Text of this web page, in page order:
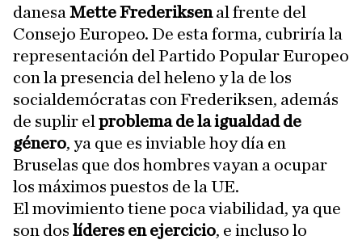
danesa Mette Frederiksenal frente del
Consejo Europeo. De esta forma, cubriría la
representación del Partido Popular Europeo
con la presencia del heleno y la de los
socialdemócratas con Frederiksen, además
de suplir el problema de la igualdad de
género, ya que es inviable hoy día en
Bruselas que dos hombres vayan a ocupar
los máximos puestos de la UE.
El movimiento tiene poca viabilidad, ya que
son dos líderes en ejercicio, e incluso lo